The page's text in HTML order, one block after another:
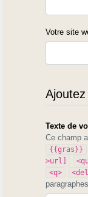
Votre site
Texte de
Ce champ
{{gras}}
>url]
<q>